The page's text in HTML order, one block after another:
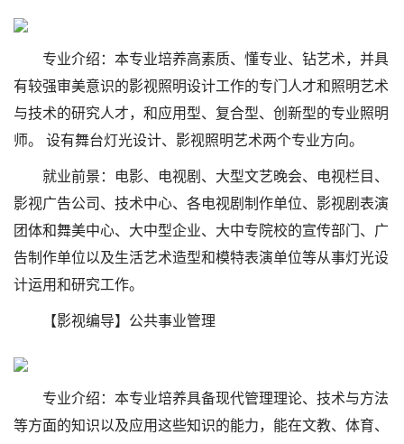
专业介绍：本专业培养高素质、懂专业、钻艺术，并具
有较强审美意识的影视照明设计工作的专门人才和照明艺术
与技术的研究人才，和应用型、复合型、创新型的专业照明
师。 设有舞台灯光设计、影视照明艺术两个专业方向。
就业前景：电影、电视剧、大型文艺晚会、电视栏目、
影视广告公司、技术中心、各电视剧制作单位、影视剧表演
团体和舞美中心、大中型企业、大中专院校的宣传部门、广
告制作单位以及生活艺术造型和模特表演单位等从事灯光设
计运用和研究工作。
【影视编导】公共事业管理
专业介绍：本专业培养具备现代管理理论、技术与方法
等方面的知识以及应用这些知识的能力，能在文教、体育、